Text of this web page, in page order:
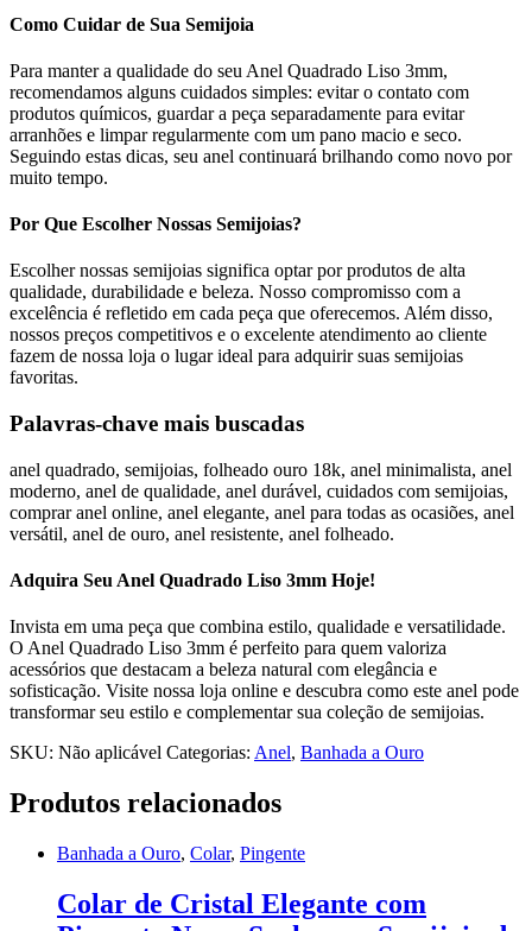
Como Cuidar de Sua Semijoia
Para manter a qualidade do seu Anel Quadrado Liso 3mm,
recomendamos alguns cuidados simples: evitar o contato com
produtos químicos, guardar a peça separadamente para evitar
arranhões e limpar regularmente com um pano macio e seco.
Seguindo estas dicas, seu anel continuará brilhando como novo por
muito tempo.
Por Que Escolher Nossas Semijoias?
Escolher nossas semijoias significa optar por produtos de alta
qualidade, durabilidade e beleza. Nosso compromisso com a
excelência é refletido em cada peça que oferecemos. Além disso,
nossos preços competitivos e o excelente atendimento ao cliente
fazem de nossa loja o lugar ideal para adquirir suas semijoias
favoritas.
Palavras-chave mais buscadas
anel quadrado, semijoias, folheado ouro 18k, anel minimalista, anel
moderno, anel de qualidade, anel durável, cuidados com semijoias,
comprar anel online, anel elegante, anel para todas as ocasiões, anel
versátil, anel de ouro, anel resistente, anel folheado.
Adquira Seu Anel Quadrado Liso 3mm Hoje!
Invista em uma peça que combina estilo, qualidade e versatilidade.
O Anel Quadrado Liso 3mm é perfeito para quem valoriza
acessórios que destacam a beleza natural com elegância e
sofisticação. Visite nossa loja online e descubra como este anel pode
transformar seu estilo e complementar sua coleção de semijoias.
SKU: Não aplicável Categorias: Anel, Banhada a Ouro
Produtos relacionados
Banhada a Ouro, Colar, Pingente
Colar de Cristal Elegante com